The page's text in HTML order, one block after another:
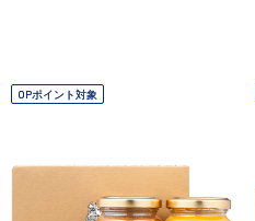
OPポイント対象